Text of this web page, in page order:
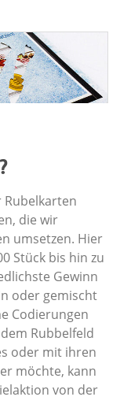
die wir
umsetzen. Hier
Stück bis hin zu
Gewinn
oder gemischt
Codierungen
Rubbelfeld
oder mit ihren
möchte, kann
von der